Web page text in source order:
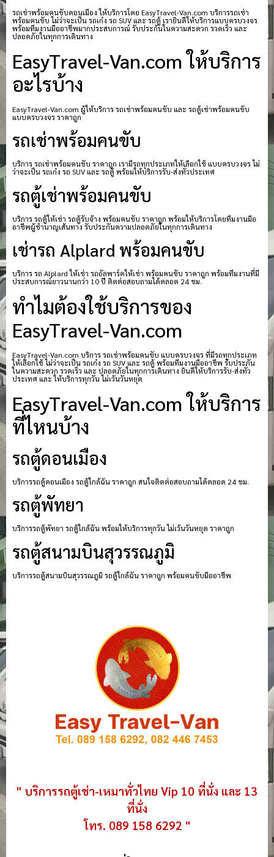
รถเช่าพร้อมคนขับดอนเมือง ให้บริการโดย EasyTravel-Van.com บริการรถเช่า
พร้อมคนขับ ไม่ว่าจะเป็น รถเก๋ง รถ SUV และ รถตู้ เรายินดีให้บริการแบบครบวงจร
พร้อมทีมงานมืออาชีพมากประสบการณ์ รับประกันในความสะดวก รวดเร็ว และ
ปลอดภัยในทุกการเดินทาง
EasyTravel-Van.com ให้บริการ
อะไรบ้าง
EasyTravel-Van.com ผู้ให้บริการ รถเช่าพร้อมคนขับ และ รถตู้เช่าพร้อมคนขับ
แบบครบวงจร ราคาถูก
รถเช่าพร้อมคนขับ
บริการ รถเช่าพร้อมคนขับ ราคาถูก เรามีรถทุกประเภทให้เลือกใช้ แบบครบวงจร ไม่
ว่าจะเป็น รถเก๋ง รถ SUV และ รถตู้ พร้อมให้บริการรับ-ส่งทั่วประเทศ
รถตู้เช่าพร้อมคนขับ
บริการ รถตู้ให้เช่า รถตู้รับจ้าง พร้อมคนขับ ราคาถูก พร้อมให้บริการโดยทีมงานมือ
อาชีพผู้ชำนาญเส้นทาง รับประกันความปลอดภัยในทุกการเดินทาง
เช่ารถ Alplard พร้อมคนขับ
บริการ รถ Alplard ให้เช่า รถอัลพาร์ดให้เช่า พร้อมคนขับ ราคาถูก พร้อมทีมงานที่มี
ประสบการณ์ยาวนานกว่า 10 ปี ติดต่อสอบถามได้ตลอด 24 ชม.
ทำไมต้องใช้บริการของ
EasyTravel-Van.com
EasyTravel-Van.com บริการ รถเช่าพร้อมคนขับ แบบครบวงจร ที่มีรถทุกประเภท
ให้เลือกใช้ ไม่ว่าจะเป็น รถเก๋ง รถ SUV และ รถตู้ พร้อมทีมงานมืออาชีพ รับประกัน
ในความสะดวก รวดเร็ว และ ปลอดภัยในทุกการเดินทาง ยินดีให้บริการรับ-ส่งทั่ว
ประเทศ และ ให้บริการทุกวัน ไม่เว้นวันหยุด
EasyTravel-Van.com ให้บริการ
ที่ไหนบ้าง
รถตู้ดอนเมือง
บริการรถตู้ดอนเมือง รถตู้ใกล้ฉัน ราคาถูก สนใจติดต่อสอบถามได้ตลอด 24 ชม.
รถตู้พัทยา
บริการรถตู้พัทยา รถตู้ใกล้ฉัน พร้อมให้บริการทุกวัน ไม่เว้นวันหยุด ราคาถูก
รถตู้สนามบินสุวรรณภูมิ
บริการรถตู้สนามบินสุวรรณภูมิ รถตู้ใกล้ฉัน ราคาถูก พร้อมคนขับมืออาชีพ
" บริการรถตู้เช่า-เหมาทั่วไทย Vip 10 ที่นั่ง และ 13
ที่นั่ง
โทร. 089 158 6292 "